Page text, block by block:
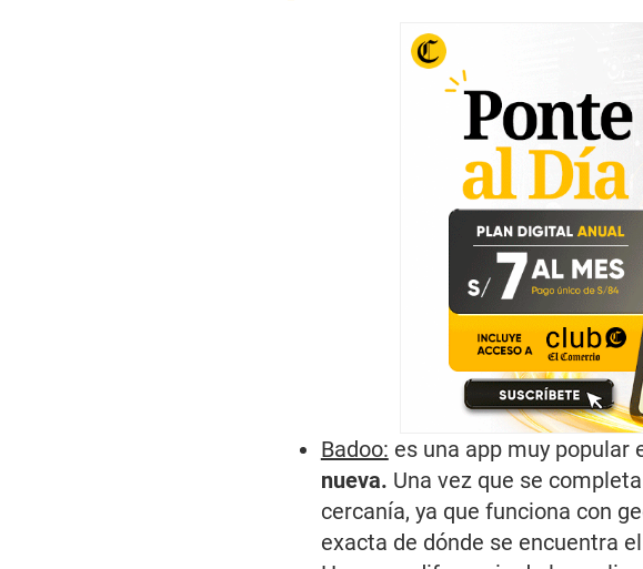
Badoo: es una app muy popular
nueva. Una vez que se
cercanía, ya que funciona con
exacta de dónde se encuentra